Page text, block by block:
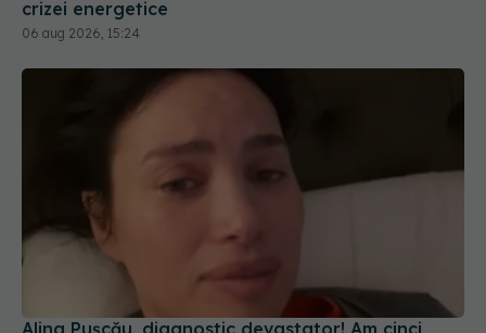
Alina Pușcău, diagnostic devastator! Am cinci
tumori și boala a ajuns la oase
04 aug 2026, 11:27